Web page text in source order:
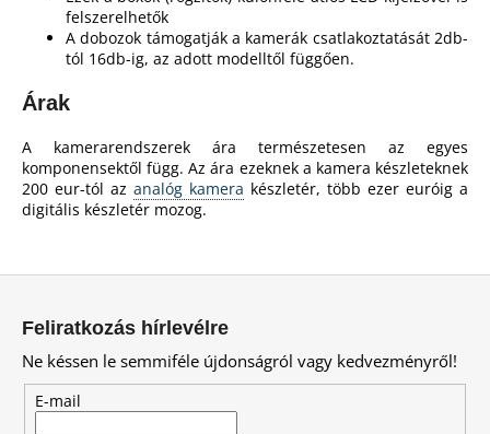
felszerelhetők
A dobozok támogatják a kamerák csatlakoztatását 2db-
tól 16db-ig, az adott modelltől függően.
Árak
A kamerarendszerek ára természetesen az egyes
komponensektől függ. Az ára ezeknek a kamera készleteknek
200 eur-tól az analóg kamera készletér, több ezer euróig a
digitális készletér mozog.
Feliratkozás hírlevélre
Ne késsen le semmiféle újdonságról vagy kedvezményről!
E-mail